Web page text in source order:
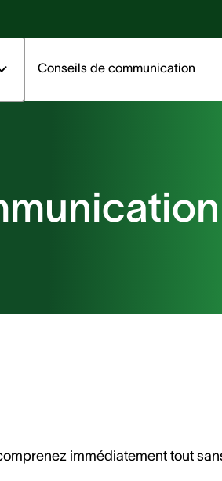
Conseils de communication
immédiatement tout